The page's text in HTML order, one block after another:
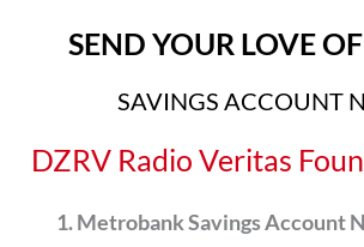
SEND YOUR LOVE
SAVINGS ACCOUNT
DZRV Radio Veritas
Metrobank Savings Account